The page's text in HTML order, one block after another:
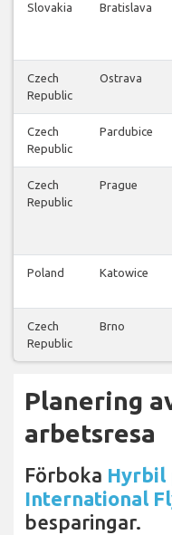
Slovakia Bratislava
Czech
Republic
Ostrava
Czech
Republic
Pardubice
Czech
Republic
Prague
Poland Katowice
Czech
Republic
Brno
Planering
arbetsresa
Förboka Hyrbil
International
besparingar.